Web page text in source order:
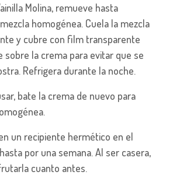
Molina, remueve hasta
homogénea. Cuela la mezcla
y cubre con film transparente
sobre la crema para evitar que se
Refrigera durante la noche.
bate la crema de nuevo para
un recipiente hermético en el
por una semana. Al ser casera,
cuanto antes.